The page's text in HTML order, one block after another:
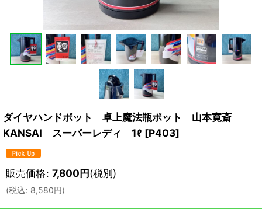
ダイヤハンドポット 卓上魔法瓶ポット 山本寛斎
KANSAI スーパーレディ 1ℓ [P403]
販売価格: 7,800円(税別)
(税込: 8,580円)